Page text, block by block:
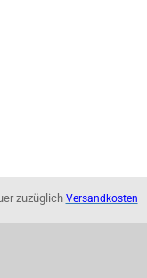
zuzüglich Versandkosten